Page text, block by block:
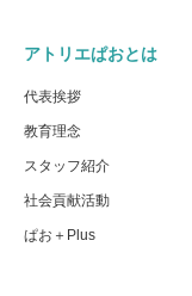
アトリエぱおとは
代表挨拶
教育理念
スタッフ紹介
社会貢献活動
ぱお＋Plus